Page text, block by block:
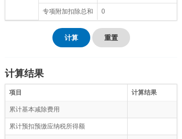
专项附加扣除总和 0
计算 重置
计算结果
项目 计算结果
累计基本减除费用
累计预扣预缴应纳税所得额